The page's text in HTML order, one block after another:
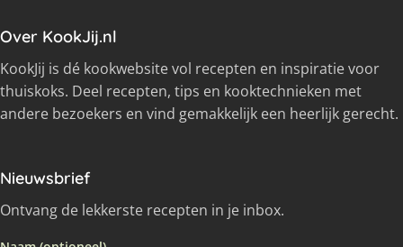
Over KookJij.nl
KookJij is dé kookwebsite vol recepten en inspiratie voor
thuiskoks. Deel recepten, tips en kooktechnieken met
andere bezoekers en vind gemakkelijk een heerlijk gerecht.
Nieuwsbrief
Ontvang de lekkerste recepten in je inbox.